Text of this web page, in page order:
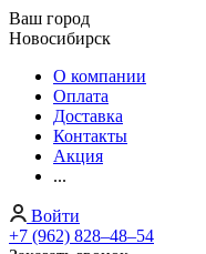
Ваш город
Новосибирск
О компании
Оплата
Доставка
Контакты
Акция
...
Войти
+7 (962) 828‒48‒54